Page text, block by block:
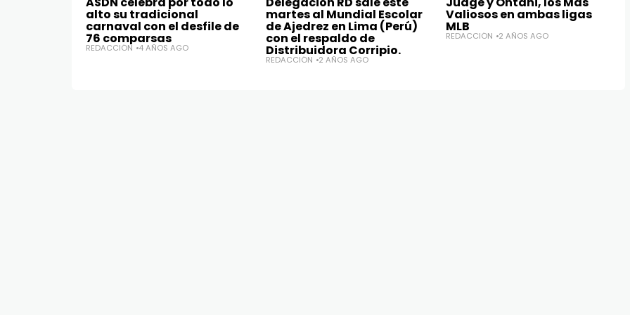
alto su tradicional
carnaval con el desfile de
76 comparsas
REDACCIÓN 4 AÑOS AGO
martes al Mundial Escolar
de Ajedrez en Lima (Perú)
con el respaldo de
Distribuidora Corripio.
REDACCIÓN 2 AÑOS AGO
Valiosos en ambas ligas
MLB
REDACCIÓN 2 AÑOS AGO